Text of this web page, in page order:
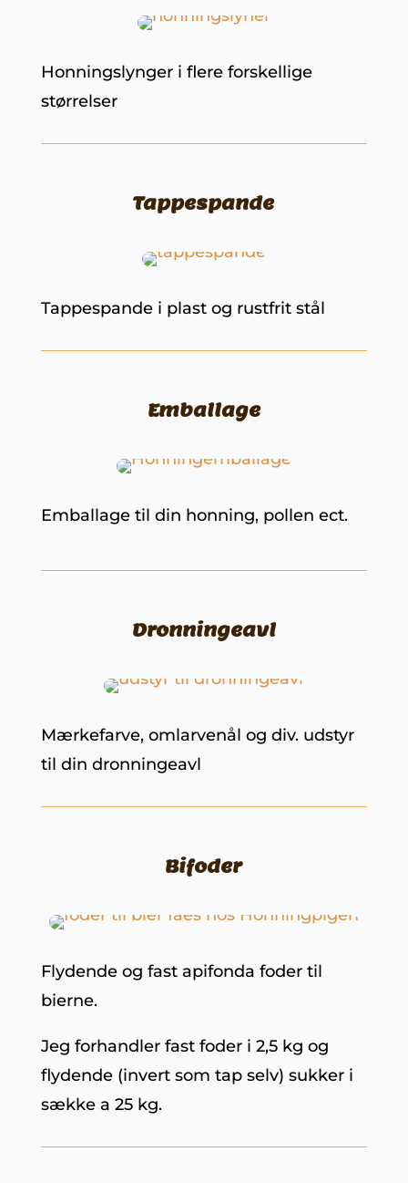
Honningslynger i flere forskellige
størrelser
Tappespande
Tappespande i plast og rustfrit stål
Emballage
Emballage til din honning, pollen ect.
Dronningeavl
Mærkefarve, omlarvenål og div. udstyr
til din dronningeavl
Bifoder
Flydende og fast apifonda foder til
bierne.
Jeg forhandler fast foder i 2,5 kg og
flydende (invert som tap selv) sukker i
sække a 25 kg.